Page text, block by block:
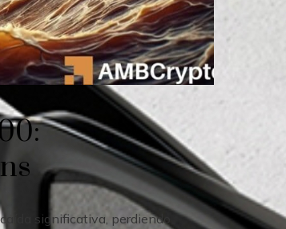
significativa, perdiendo